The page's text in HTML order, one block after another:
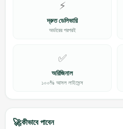
⚡
দ্রুত ডেলিভারি
অর্ডারের পরপরই
✅
অরিজিনাল
১০০% আসল লাইসেন্স
🚀কীভাবে পাবেন